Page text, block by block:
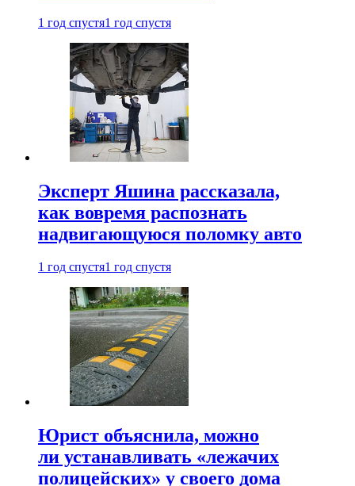
1 год спустя1 год спустя
Эксперт Яшина рассказала,
как вовремя распознать
надвигающуюся поломку авто
1 год спустя1 год спустя
Юрист объяснила, можно
ли устанавливать «лежачих
полицейских» у своего дома